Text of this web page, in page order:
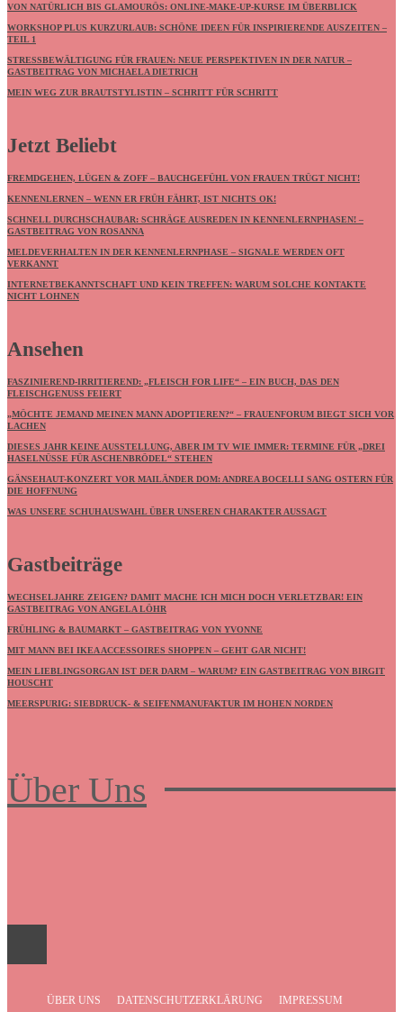
VON NATÜRLICH BIS GLAMOURÖS: ONLINE-MAKE-UP-KURSE IM ÜBERBLICK
WORKSHOP PLUS KURZURLAUB: SCHÖNE IDEEN FÜR INSPIRIERENDE AUSZEITEN –
TEIL 1
STRESSBEWÄLTIGUNG FÜR FRAUEN: NEUE PERSPEKTIVEN IN DER NATUR –
GASTBEITRAG VON MICHAELA DIETRICH
MEIN WEG ZUR BRAUTSTYLISTIN – SCHRITT FÜR SCHRITT
Jetzt Beliebt
FREMDGEHEN, LÜGEN & ZOFF – BAUCHGEFÜHL VON FRAUEN TRÜGT NICHT!
KENNENLERNEN – WENN ER FRÜH FÄHRT, IST NICHTS OK!
SCHNELL DURCHSCHAUBAR: SCHRÄGE AUSREDEN IN KENNENLERNPHASEN! –
GASTBEITRAG VON ROSANNA
MELDEVERHALTEN IN DER KENNENLERNPHASE – SIGNALE WERDEN OFT
VERKANNT
INTERNETBEKANNTSCHAFT UND KEIN TREFFEN: WARUM SOLCHE KONTAKTE
NICHT LOHNEN
Ansehen
FASZINIEREND-IRRITIEREND: „FLEISCH FOR LIFE“ – EIN BUCH, DAS DEN
FLEISCHGENUSS FEIERT
„MÖCHTE JEMAND MEINEN MANN ADOPTIEREN?“ – FRAUENFORUM BIEGT SICH VOR
LACHEN
DIESES JAHR KEINE AUSSTELLUNG, ABER IM TV WIE IMMER: TERMINE FÜR „DREI
HASELNÜSSE FÜR ASCHENBRÖDEL“ STEHEN
GÄNSEHAUT-KONZERT VOR MAILÄNDER DOM: ANDREA BOCELLI SANG OSTERN FÜR
DIE HOFFNUNG
WAS UNSERE SCHUHAUSWAHL ÜBER UNSEREN CHARAKTER AUSSAGT
Gastbeiträge
WECHSELJAHRE ZEIGEN? DAMIT MACHE ICH MICH DOCH VERLETZBAR! EIN
GASTBEITRAG VON ANGELA LÖHR
FRÜHLING & BAUMARKT – GASTBEITRAG VON YVONNE
MIT MANN BEI IKEA ACCESSOIRES SHOPPEN – GEHT GAR NICHT!
MEIN LIEBLINGSORGAN IST DER DARM – WARUM? EIN GASTBEITRAG VON BIRGIT
HOUSCHT
MEERSPURIG: SIEBDRUCK- & SEIFENMANUFAKTUR IM HOHEN NORDEN
Über Uns
ÜBER UNS DATENSCHUTZERKLÄRUNG IMPRESSUM